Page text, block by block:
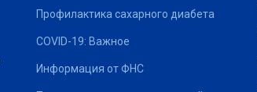
Профилактика сахарного диабета
COVID-19: Важное
Информация от ФНС